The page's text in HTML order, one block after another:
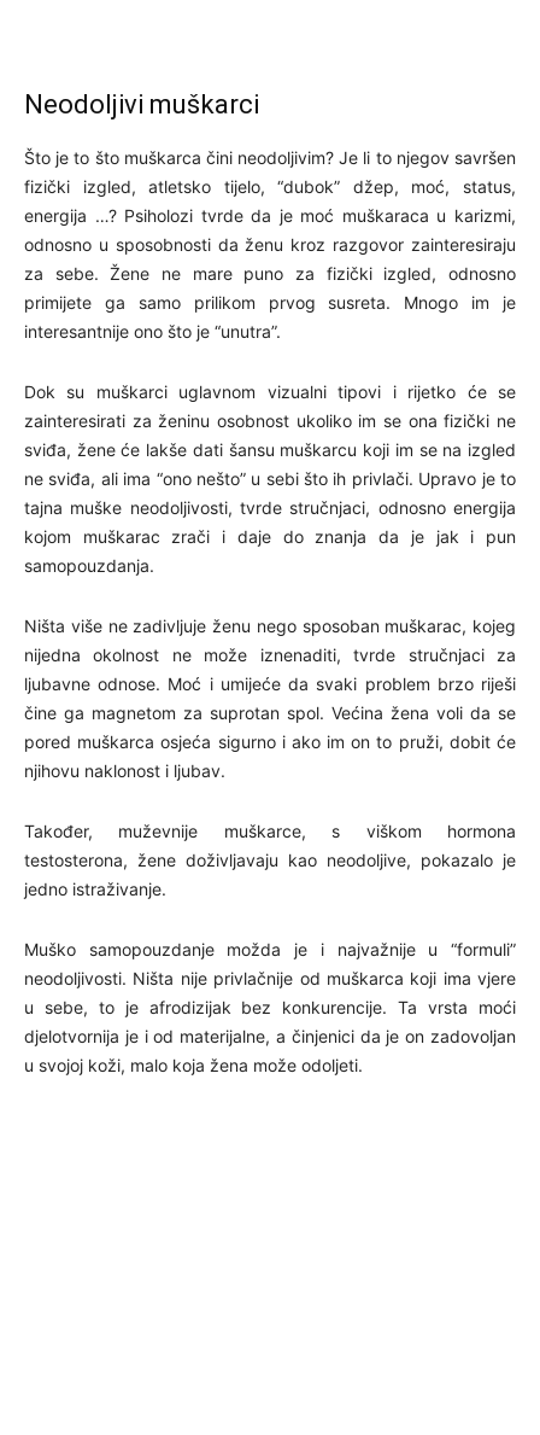
Neodoljivi muškarci
Što je to što muškarca čini neodoljivim? Je li to njegov savršen
fizički izgled, atletsko tijelo, “dubok” džep, moć, status,
energija …? Psiholozi tvrde da je moć muškaraca u karizmi,
odnosno u sposobnosti da ženu kroz razgovor zainteresiraju
za sebe. Žene ne mare puno za fizički izgled, odnosno
primijete ga samo prilikom prvog susreta. Mnogo im je
interesantnije ono što je “unutra”.
Dok su muškarci uglavnom vizualni tipovi i rijetko će se
zainteresirati za ženinu osobnost ukoliko im se ona fizički ne
sviđa, žene će lakše dati šansu muškarcu koji im se na izgled
ne sviđa, ali ima “ono nešto” u sebi što ih privlači. Upravo je to
tajna muške neodoljivosti, tvrde stručnjaci, odnosno energija
kojom muškarac zrači i daje do znanja da je jak i pun
samopouzdanja.
Ništa više ne zadivljuje ženu nego sposoban muškarac, kojeg
nijedna okolnost ne može iznenaditi, tvrde stručnjaci za
ljubavne odnose. Moć i umijeće da svaki problem brzo riješi
čine ga magnetom za suprotan spol. Većina žena voli da se
pored muškarca osjeća sigurno i ako im on to pruži, dobit će
njihovu naklonost i ljubav.
Također, muževnije muškarce, s viškom hormona
testosterona, žene doživljavaju kao neodoljive, pokazalo je
jedno istraživanje.
Muško samopouzdanje možda je i najvažnije u “formuli”
neodoljivosti. Ništa nije privlačnije od muškarca koji ima vjere
u sebe, to je afrodizijak bez konkurencije. Ta vrsta moći
djelotvornija je i od materijalne, a činjenici da je on zadovoljan
u svojoj koži, malo koja žena može odoljeti.